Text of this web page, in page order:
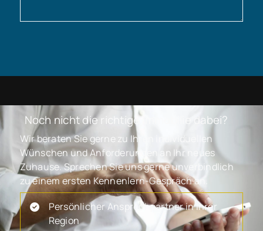
Noch nicht die richtige Immobilie dabei?
Wir beraten Sie gerne zu Ihren individuellen
Wünschen und Anforderungen an Ihr neues
Zuhause. Sprechen Sie uns gerne unverbindlich
zu einem ersten Kennenlern-Gespräch an.
Persönlicher Ansprechpartner in Ihrer
Region